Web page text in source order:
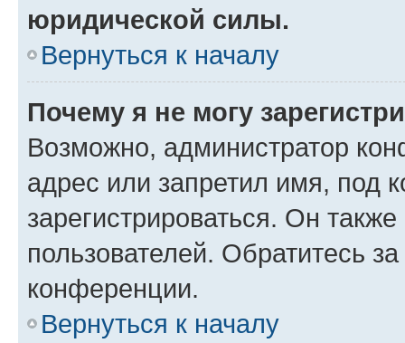
юридической силы.
Вернуться к началу
Почему я не могу
Возможно, администратор
адрес или запретил имя, под
зарегистрироваться. Он
пользователей. Обратитесь
конференции.
Вернуться к началу